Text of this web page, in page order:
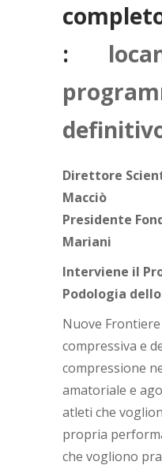
:
Direttore
Macciò
Presidente
Mariani
Interviene il
Podologia
Nuove
compressiva e
compressione
amatoriale e
atleti che
propria
che vogliono